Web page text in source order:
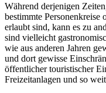
Während derjenigen
bestimmte Personenkreise
erlaubt sind, kann es zu
sind vielleicht
wie aus anderen Jahren
und dort gewisse
öffentlicher touristischer
Freizeitanlagen und so